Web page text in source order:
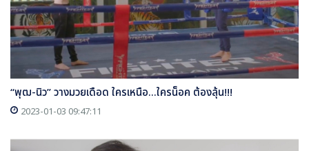
“พุฒ-นิว” วางมวยเดือด ใครเหนือ...ใครน็อค ต้องลุ้น!!!
2023-01-03 09:47:11